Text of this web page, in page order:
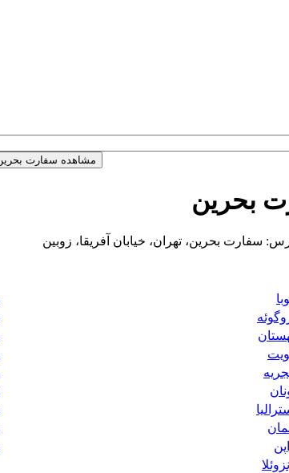
بحرین
سفارت بحرین، تهران، خیابان آفریقا، زوبین